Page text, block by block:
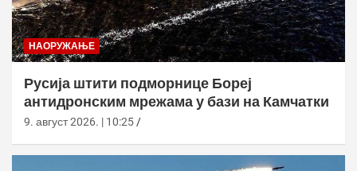
НАОРУЖАЊЕ
Русија штити подморнице Бореј
антидронским мрежама у бази на Камчатки
9. август 2026. | 10:25